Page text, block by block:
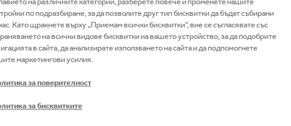
признание в сектор „Храни и напитки“ в
по подразбиране, за да позволите друг тип бисквитки да бъдат събирани
Като щракнете върху „Приемам всички бисквитки“, вие се съгласявате със
на всички видове бисквитки на вашето устройство, за да подобрите
в сайта, да анализирате използването на сайта и да подпомогнете
маркетингови усилия.
за поверителност
за бисквитките